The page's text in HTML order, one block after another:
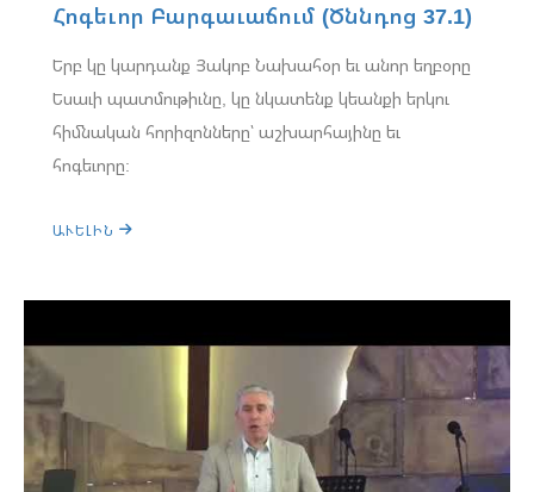
Հոգեւոր Բարգաւաճում (Ծննդոց 37.1)
Երբ կը կարդանք Յակոբ Նախահօր եւ անոր եղբօրը
Եսաւի պատմութիւնը, կը նկատենք կեանքի երկու
հիմնական հորիզոնները՝ աշխարհայինը եւ
հոգեւորը:
ԱՒԵԼԻՆ